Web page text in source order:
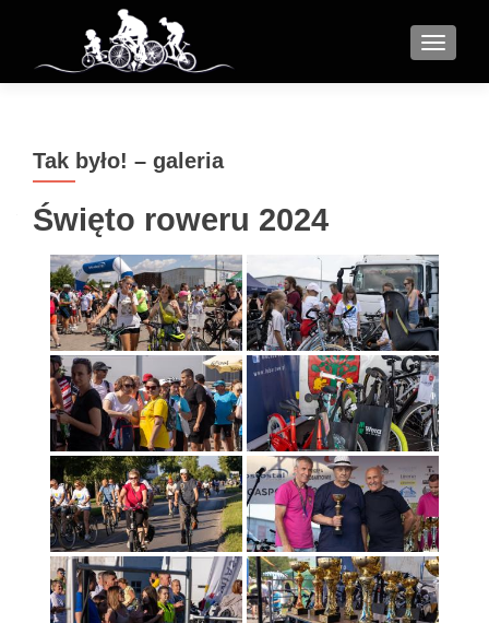
MENU
Tak było! – galeria
Święto roweru 2024